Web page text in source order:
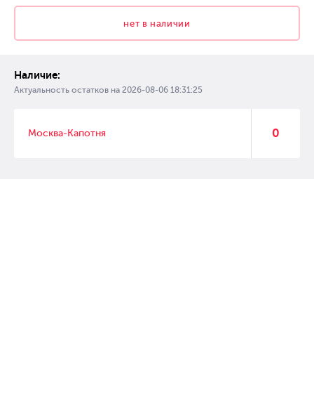
нет в наличии
Наличие:
Актуальность остатков на 2026-08-06 18:31:25
Москва-Капотня 0